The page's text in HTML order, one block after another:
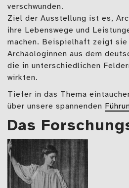
verschwunden.
Ziel der Ausstellung ist es,
ihre Lebenswege und
machen. Beispielhaft zeigt
Archäologinnen aus dem
die in unterschiedlichen
wirkten.
Tiefer in das Thema
über unsere spannenden
Das